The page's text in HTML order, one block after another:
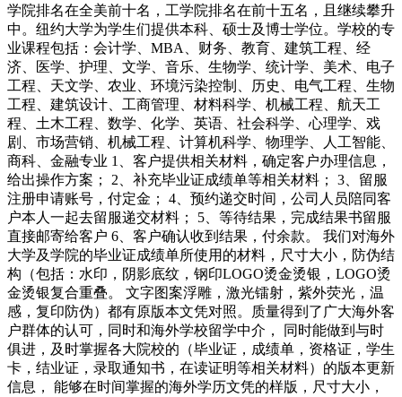
学院排名在全美前十名，工学院排名在前十五名，且继续攀升
中。纽约大学为学生们提供本科、硕士及博士学位。学校的专
业课程包括：会计学、MBA、财务、教育、建筑工程、经
济、医学、护理、文学、音乐、生物学、统计学、美术、电子
工程、天文学、农业、环境污染控制、历史、电气工程、生物
工程、建筑设计、工商管理、材料科学、机械工程、航天工
程、土木工程、数学、化学、英语、社会科学、心理学、戏
剧、市场营销、机械工程、计算机科学、物理学、人工智能、
商科、金融专业 1、客户提供相关材料，确定客户办理信息，
给出操作方案； 2、补充毕业证成绩单等相关材料； 3、留服
注册申请账号，付定金； 4、预约递交时间，公司人员陪同客
户本人一起去留服递交材料； 5、等待结果，完成结果书留服
直接邮寄给客户 6、客户确认收到结果，付余款。 我们对海外
大学及学院的毕业证成绩单所使用的材料，尺寸大小，防伪结
构（包括：水印，阴影底纹，钢印LOGO烫金烫银，LOGO烫
金烫银复合重叠。 文字图案浮雕，激光镭射，紫外荧光，温
感，复印防伪）都有原版本文凭对照。质量得到了广大海外客
户群体的认可，同时和海外学校留学中介， 同时能做到与时
俱进，及时掌握各大院校的（毕业证，成绩单，资格证，学生
卡，结业证，录取通知书，在读证明等相关材料）的版本更新
信息， 能够在时间掌握的海外学历文凭的样版，尺寸大小，